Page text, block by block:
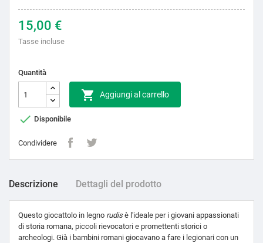
15,00 €
Tasse incluse
Quantità
 Aggiungi al carrello
 Disponibile
Condividere
Descrizione Dettagli del prodotto
Questo giocattolo in legno rudisè l'ideale per i giovani appassionati
di storia romana, piccoli rievocatori e promettenti storici o
archeologi. Già i bambini romani giocavano a fare i legionari con un